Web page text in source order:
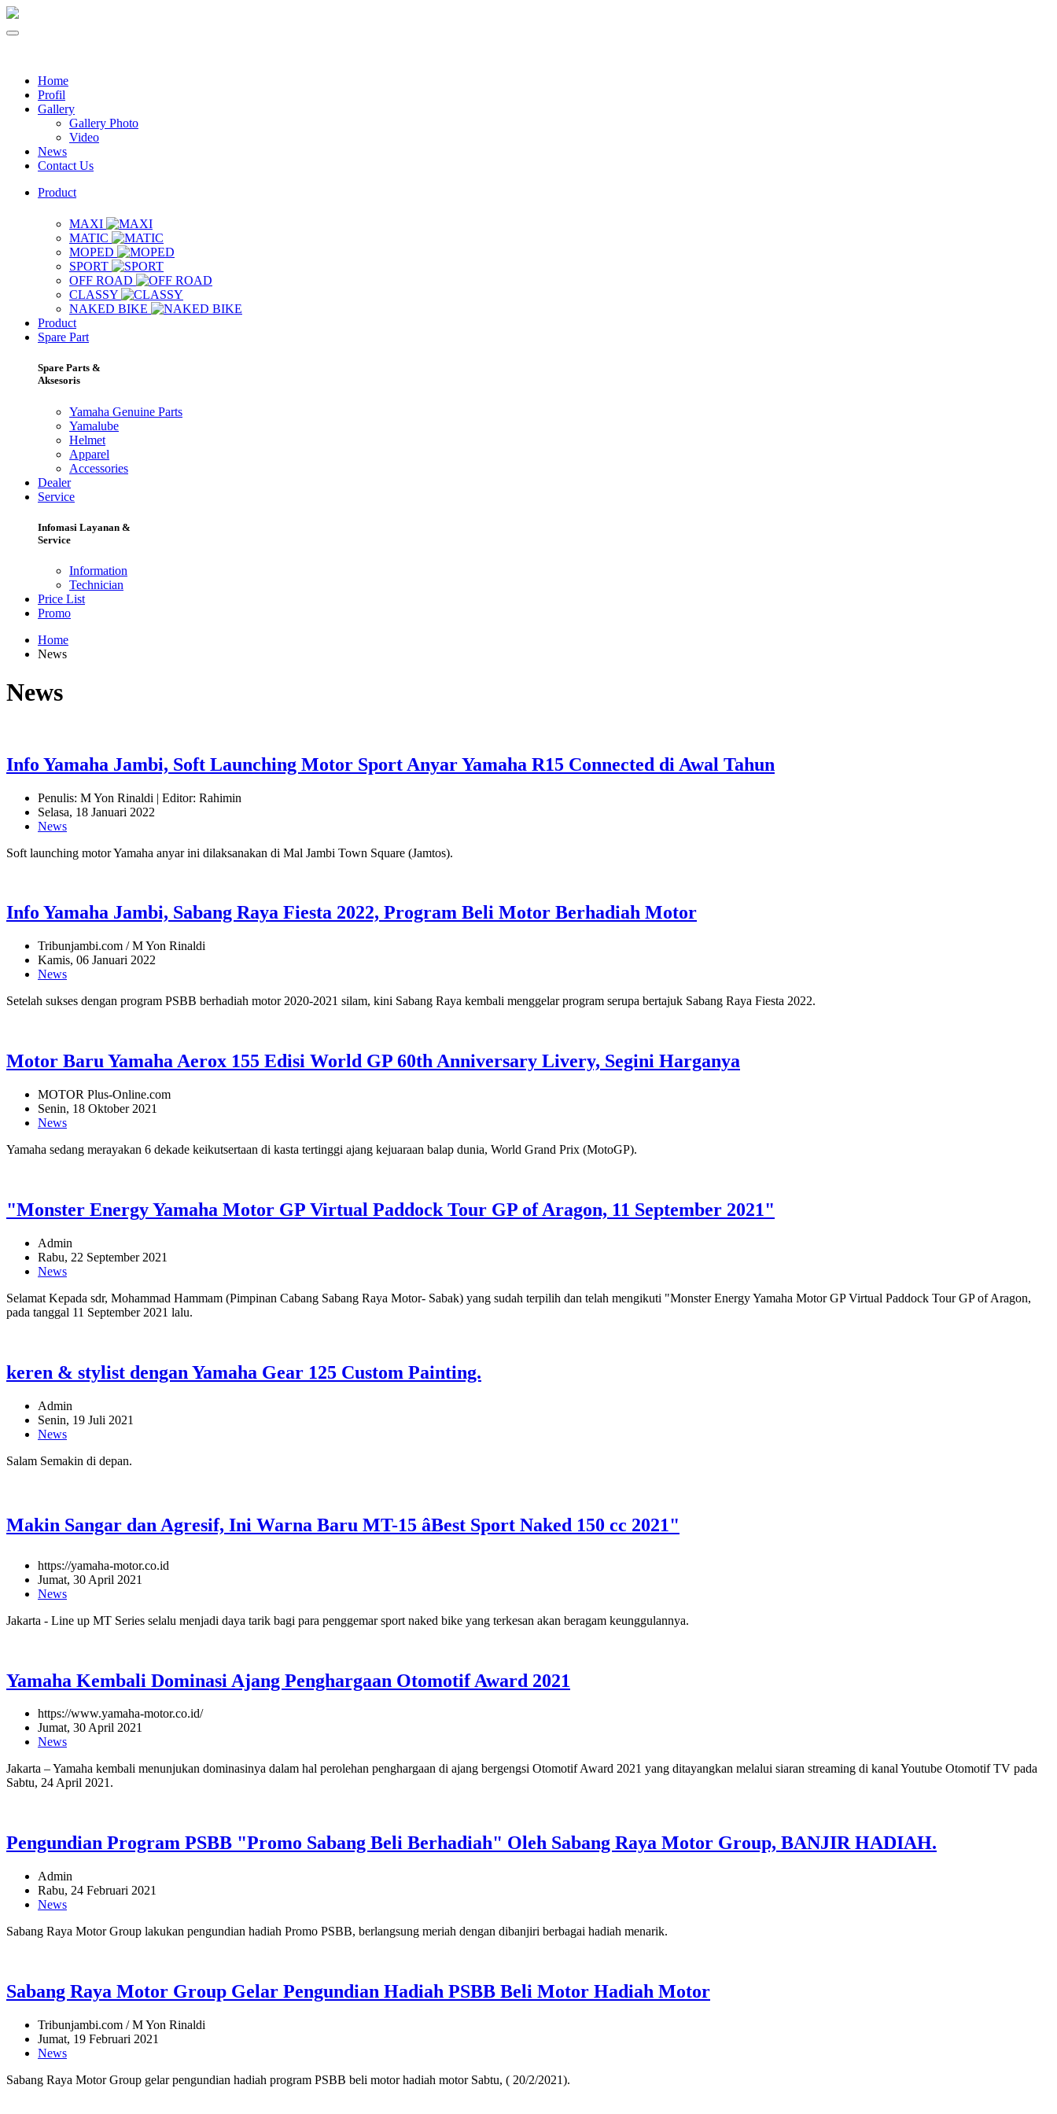
Home
Profil
Gallery
Gallery Photo
Video
News
Contact Us
Product
MAXI
MATIC
MOPED
SPORT
OFF ROAD
CLASSY
NAKED BIKE
Product
Spare Part
Spare Parts &
Aksesoris
Yamaha Genuine Parts
Yamalube
Helmet
Apparel
Accessories
Dealer
Service
Infomasi Layanan &
Service
Information
Technician
Price List
Promo
Home
News
News
Info Yamaha Jambi, Soft Launching Motor Sport Anyar Yamaha R15 Connected di Awal Tahun
Penulis: M Yon Rinaldi | Editor: Rahimin
Selasa, 18 Januari 2022
News
Soft launching motor Yamaha anyar ini dilaksanakan di Mal Jambi Town Square (Jamtos).
Info Yamaha Jambi, Sabang Raya Fiesta 2022, Program Beli Motor Berhadiah Motor
Tribunjambi.com / M Yon Rinaldi
Kamis, 06 Januari 2022
News
Setelah sukses dengan program PSBB berhadiah motor 2020-2021 silam, kini Sabang Raya kembali menggelar program serupa bertajuk Sabang Raya Fiesta 2022.
Motor Baru Yamaha Aerox 155 Edisi World GP 60th Anniversary Livery, Segini Harganya
MOTOR Plus-Online.com
Senin, 18 Oktober 2021
News
Yamaha sedang merayakan 6 dekade keikutsertaan di kasta tertinggi ajang kejuaraan balap dunia, World Grand Prix (MotoGP).
"Monster Energy Yamaha Motor GP Virtual Paddock Tour GP of Aragon, 11 September 2021"
Admin
Rabu, 22 September 2021
News
Selamat Kepada sdr, Mohammad Hammam (Pimpinan Cabang Sabang Raya Motor- Sabak) yang sudah terpilih dan telah mengikuti "Monster Energy Yamaha Motor GP Virtual Paddock Tour GP of Aragon,
pada tanggal 11 September 2021 lalu.
keren & stylist dengan Yamaha Gear 125 Custom Painting.
Admin
Senin, 19 Juli 2021
News
Salam Semakin di depan.
Makin Sangar dan Agresif, Ini Warna Baru MT-15 âBest Sport Naked 150 cc 2021"
https://yamaha-motor.co.id
Jumat, 30 April 2021
News
Jakarta - Line up MT Series selalu menjadi daya tarik bagi para penggemar sport naked bike yang terkesan akan beragam keunggulannya.
Yamaha Kembali Dominasi Ajang Penghargaan Otomotif Award 2021
https://www.yamaha-motor.co.id/
Jumat, 30 April 2021
News
Jakarta – Yamaha kembali menunjukan dominasinya dalam hal perolehan penghargaan di ajang bergengsi Otomotif Award 2021 yang ditayangkan melalui siaran streaming di kanal Youtube Otomotif TV pada
Sabtu, 24 April 2021.
Pengundian Program PSBB "Promo Sabang Beli Berhadiah" Oleh Sabang Raya Motor Group, BANJIR HADIAH.
Admin
Rabu, 24 Februari 2021
News
Sabang Raya Motor Group lakukan pengundian hadiah Promo PSBB, berlangsung meriah dengan dibanjiri berbagai hadiah menarik.
Sabang Raya Motor Group Gelar Pengundian Hadiah PSBB Beli Motor Hadiah Motor
Tribunjambi.com / M Yon Rinaldi
Jumat, 19 Februari 2021
News
Sabang Raya Motor Group gelar pengundian hadiah program PSBB beli motor hadiah motor Sabtu, ( 20/2/2021).